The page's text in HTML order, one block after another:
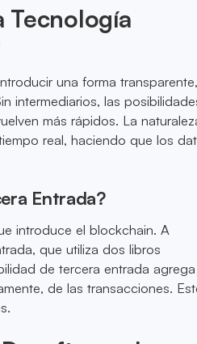
Tecnología
una forma transparente,
intermediarios, las
más rápidos. La
real, haciendo que los
Entrada?
introduce el blockchain. A
que utiliza dos libros
de tercera entrada
de las transacciones.